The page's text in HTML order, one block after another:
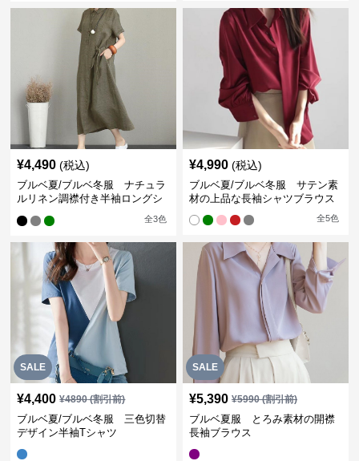
¥4,490 (税込)
ブルベ夏/ブルベ冬服 ナチュラ
ルリネン調襟付き半袖ロングシ
全3色
¥4,990 (税込)
ブルベ夏/ブルベ冬服 サテン素
材の上品な長袖シャツブラウス
全5色
SALE
¥4,400 ¥4890(割引前)
ブルベ夏/ブルベ冬服 三色切替
デザイン半袖Tシャツ
SALE
¥5,390 ¥5990(割引前)
ブルベ夏服 とろみ素材の開襟
長袖ブラウス